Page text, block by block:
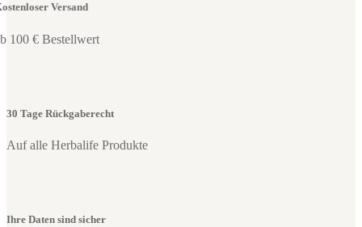
Versand
100 € Bestellwert
30 Tage Rückgaberecht
Auf alle Herbalife Produkte
Ihre Daten sind sicher